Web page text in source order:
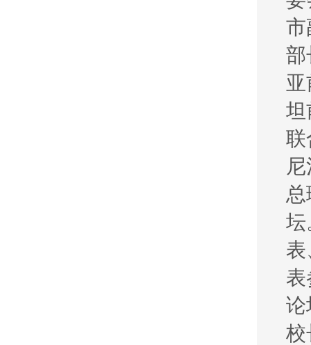
市
部
坦
联
总
坛
表
论
校